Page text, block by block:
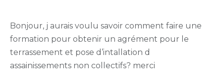
Bonjour, j aurais voulu savoir comment faire une
formation pour obtenir un agrément pour le
terrassement et pose d’intallation d
assainissements non collectifs? merci